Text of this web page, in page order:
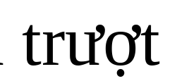
trượt